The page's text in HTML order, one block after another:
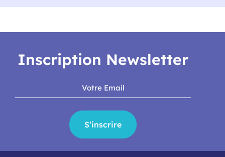
Inscription Newsletter
S’inscrire